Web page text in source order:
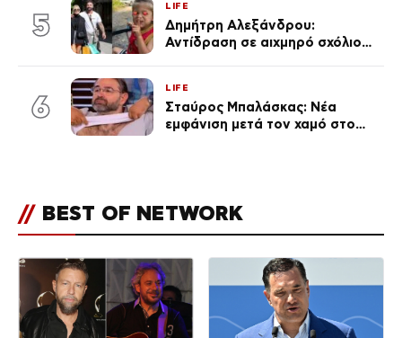
5
LIFE
Δημήτρη Αλεξάνδρου:
Αντίδραση σε αιχμηρό σχόλιο
6
LIFE
Σταύρος Μπαλάσκας: Νέα
εμφάνιση μετά τον χαμό στο
// BEST OF NETWORK